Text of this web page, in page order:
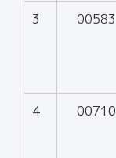
3 00583
4 00710